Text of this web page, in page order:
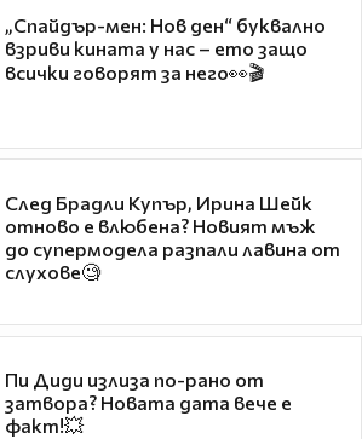
„Спайдър-мен: Нов ден“ буквално
взриви кината у нас – ето защо
всички говорят за него👀🎬
След Брадли Купър, Ирина Шейк
отново е влюбена? Новият мъж
до супермодела разпали лавина от
слухове🧐
Пи Диди излиза по-рано от
затвора? Новата дата вече е
факт!💥